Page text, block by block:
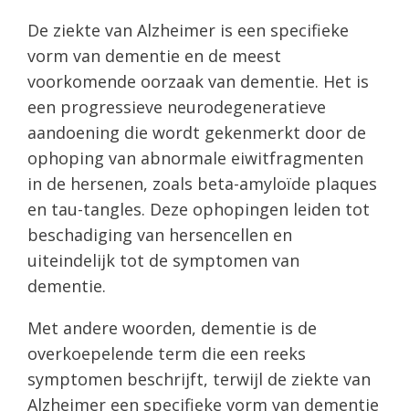
De ziekte van Alzheimer is een specifieke
vorm van dementie en de meest
voorkomende oorzaak van dementie. Het is
een progressieve neurodegeneratieve
aandoening die wordt gekenmerkt door de
ophoping van abnormale eiwitfragmenten
in de hersenen, zoals beta-amyloïde plaques
en tau-tangles. Deze ophopingen leiden tot
beschadiging van hersencellen en
uiteindelijk tot de symptomen van
dementie.
Met andere woorden, dementie is de
overkoepelende term die een reeks
symptomen beschrijft, terwijl de ziekte van
Alzheimer een specifieke vorm van dementie